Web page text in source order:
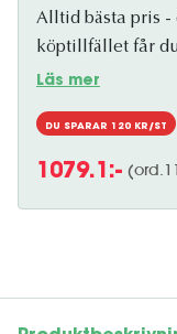
Alltid bästa pris -
köptillfället får
Läs mer
DU SPARAR 120 KR/ST
1079.1 :- (ord.